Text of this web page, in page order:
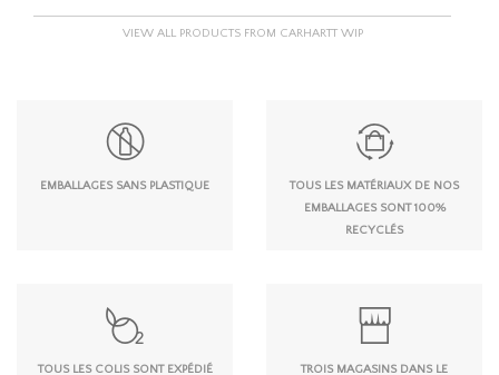
VIEW ALL PRODUCTS FROM CARHARTT WIP
EMBALLAGES SANS PLASTIQUE
TOUS LES MATÉRIAUX DE NOS
EMBALLAGES SONT 100%
RECYCLÉS
TOUS LES COLIS SONT EXPÉDIÉ
TROIS MAGASINS DANS LE